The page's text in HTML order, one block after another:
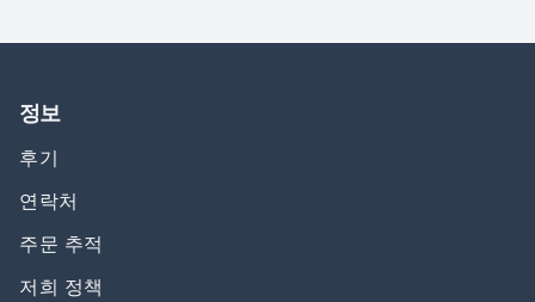
정보
후기
연락처
주문 추적
저희 정책